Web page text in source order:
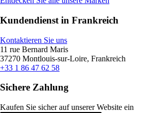
Kundendienst in Frankreich
Kontaktieren Sie uns
11 rue Bernard Maris
37270 Montlouis-sur-Loire, Frankreich
+33 1 86 47 62 58
Sichere Zahlung
Kaufen Sie sicher auf unserer Website ein